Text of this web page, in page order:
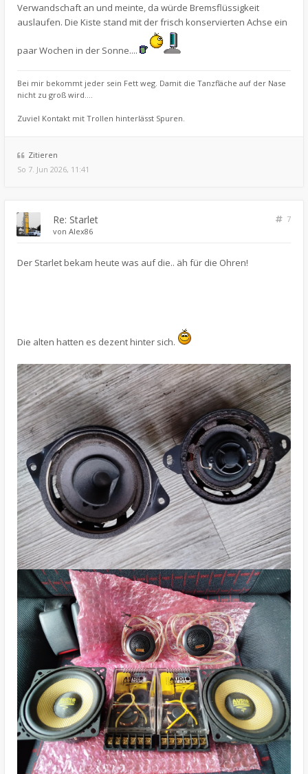
Verwandschaft an und meinte, da würde Bremsflüssigkeit
auslaufen. Die Kiste stand mit der frisch konservierten Achse ein
paar Wochen in der Sonne....
Bei mir bekommt jeder sein Fett weg. Damit die Tanzfläche auf der Nase
nicht zu groß wird....
Zuviel Kontakt mit Trollen hinterlässt Spuren.
Zitieren
So 7. Jun 2026, 11:41
Re: Starlet
7
von Alex86
Der Starlet bekam heute was auf die.. äh für die Ohren!
Die alten hatten es dezent hinter sich.